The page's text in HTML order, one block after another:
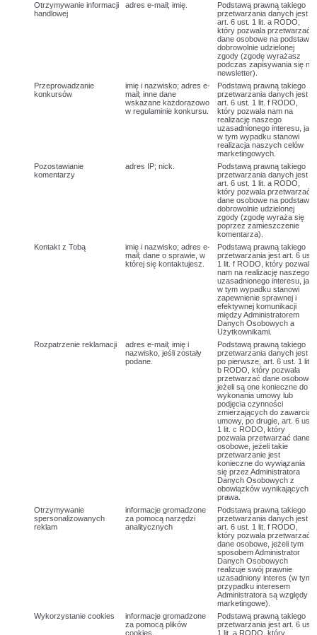
Otrzymywanie informacji
handlowej
adres e-mail; imię.
Podstawą prawną takiego
przetwarzania danych jest
art. 6 ust. 1 lit. a RODO,
który pozwala przetwarzać
dane osobowe na podstawie
dobrowolnie udzielonej
zgody (zgodę wyrażasz
podczas zapisywania się na
newsletter).
Przeprowadzanie
konkursów
imię i nazwisko; adres e-
mail; inne dane
wskazane każdorazowo
w regulaminie konkursu.
Podstawą prawną takiego
przetwarzania danych jest
art. 6 ust. 1 lit. f RODO,
który pozwala nam na
realizację naszego
uzasadnionego interesu, jaki
w tym wypadku stanowi
realizacja naszych celów
marketingowych.
Pozostawianie
komentarzy
adres IP; nick.
Podstawą prawną takiego
przetwarzania danych jest
art. 6 ust. 1 lit. a RODO,
który pozwala przetwarzać
dane osobowe na podstawie
dobrowolnie udzielonej
zgody (zgodę wyraża się
poprzez zamieszczenie
komentarza).
Kontakt z Tobą
imię i nazwisko; adres e-
mail; dane o sprawie, w
której się kontaktujesz.
Podstawą prawną takiego
przetwarzania jest art. 6 ust.
1 lit. f RODO, który pozwala
nam na realizację naszego
uzasadnionego interesu, jaki
w tym wypadku stanowi
zapewnienie sprawnej i
efektywnej komunikacji
między Administratorem
Danych Osobowych a
Użytkownikami.
Rozpatrzenie reklamacji
adres e-mail; imię i
nazwisko, jeśli zostały
podane.
Podstawą prawną takiego
przetwarzania danych jest
po pierwsze, art. 6 ust. 1 lit.
b RODO, który pozwala
przetwarzać dane osobowe,
jeżeli są one konieczne do
wykonania umowy lub
podjęcia czynności
zmierzających do zawarcia
umowy, po drugie, art. 6 ust.
1 lit. c RODO, który
pozwala przetwarzać dane
osobowe, jeżeli takie
przetwarzanie jest
konieczne do wywiązania
się przez Administratora
Danych Osobowych z
obowiązków wynikających z
prawa.
Otrzymywanie
spersonalizowanych
reklam
informacje gromadzone
za pomocą narzędzi
analitycznych
Podstawą prawną takiego
przetwarzania danych jest
art. 6 ust. 1 lit. f RODO,
który pozwala przetwarzać
dane osobowe, jeżeli tym
sposobem Administrator
Danych Osobowych
realizuje swój prawnie
uzasadniony interes (w tym
przypadku interesem
Administratora są względy
marketingowe).
Wykorzystanie cookies
informacje gromadzone
za pomocą plików
cookies.
Podstawą prawną takiego
przetwarzania jest art. 6 ust.
1 lit. a RODO, który